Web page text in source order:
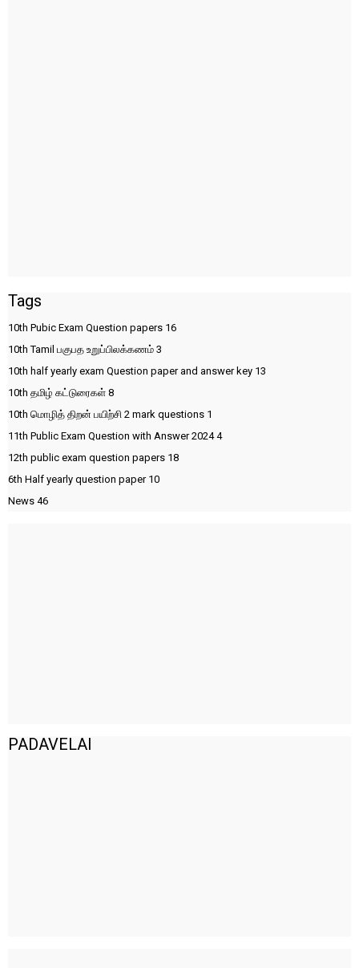
Tags
10th Pubic Exam Question papers 16
10th Tamil பகுபத உறுப்பிலக்கணம் 3
10th half yearly exam Question paper and answer key 13
10th தமிழ் கட்டுரைகள் 8
10th மொழித் திறன் பயிற்சி 2 mark questions 1
11th Public Exam Question with Answer 20244
12th public exam question papers 18
6th Half yearly question paper 10
News 46
PADAVELAI